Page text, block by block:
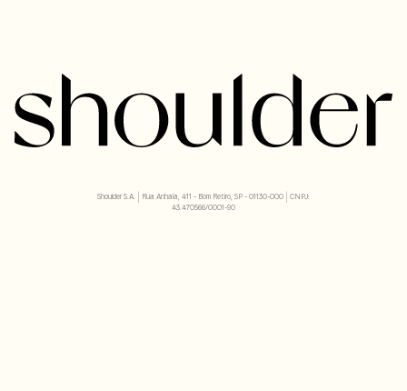
Shoulder S.A. | Rua Anhaia, 411 - Bom Retiro, SP - 01130-000 | CNPJ:
43.470566/0001-90